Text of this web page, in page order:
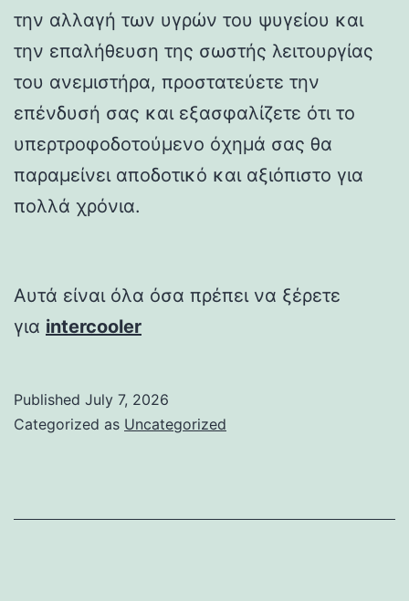
την αλλαγή των υγρών του ψυγείου και
την επαλήθευση της σωστής λειτουργίας
του ανεμιστήρα, προστατεύετε την
επένδυσή σας και εξασφαλίζετε ότι το
υπερτροφοδοτούμενο όχημά σας θα
παραμείνει αποδοτικό και αξιόπιστο για
πολλά χρόνια.
Αυτά είναι όλα όσα πρέπει να ξέρετε
για intercooler
Published July 7, 2026
Categorized as Uncategorized